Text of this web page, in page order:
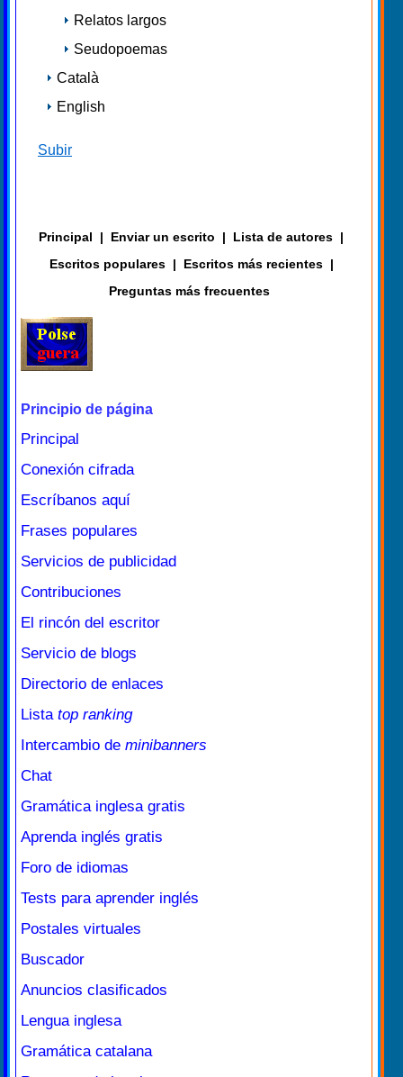
Relatos largos
Seudopoemas
Català
English
Subir
Principal | Enviar un escrito | Lista de autores |
Escritos populares | Escritos más recientes |
Preguntas más frecuentes
Principio de página
Principal
Conexión cifrada
Escríbanos aquí
Frases populares
Servicios de publicidad
Contribuciones
El rincón del escritor
Servicio de blogs
Directorio de enlaces
Lista top ranking
Intercambio de minibanners
Chat
Gramática inglesa gratis
Aprenda inglés gratis
Foro de idiomas
Tests para aprender inglés
Postales virtuales
Buscador
Anuncios clasificados
Lengua inglesa
Gramática catalana